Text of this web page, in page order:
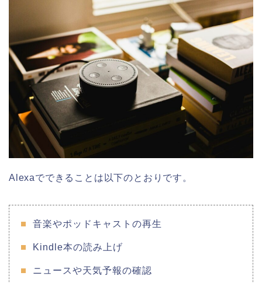
Alexaでできることは以下のとおりです。
音楽やポッドキャストの再生
Kindle本の読み上げ
ニュースや天気予報の確認